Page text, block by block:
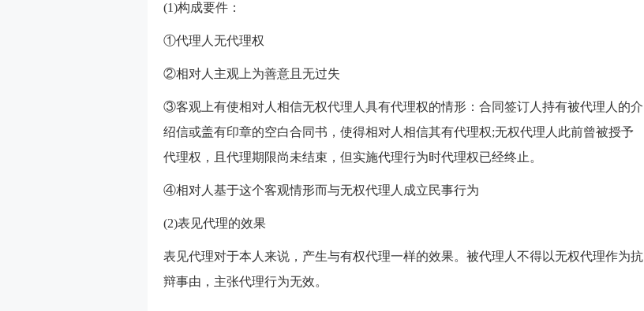
(1)构成要件：
①代理人无代理权
②相对人主观上为善意且无过失
③客观上有使相对人相信无权代理人具有代理权的情形：合同签订人持有被代理人的介
绍信或盖有印章的空白合同书，使得相对人相信其有代理权;无权代理人此前曾被授予
代理权，且代理期限尚未结束，但实施代理行为时代理权已经终止。
④相对人基于这个客观情形而与无权代理人成立民事行为
(2)表见代理的效果
表见代理对于本人来说，产生与有权代理一样的效果。被代理人不得以无权代理作为抗
辩事由，主张代理行为无效。